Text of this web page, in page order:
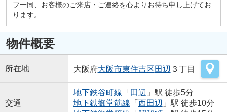
フ一同、お客様のご来店・ご連絡を心よりお待ち申し上げてお
ります。
物件概要
所在地 大阪府大阪市東住吉区田辺 ３丁目
交通
地下鉄谷町線 「 田辺 」駅 徒歩5分
地下鉄御堂筋線 「 西田辺 」駅 徒歩10分